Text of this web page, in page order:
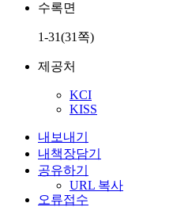
수록면
1-31(31쪽)
제공처
KCI
KISS
내보내기
내책장담기
공유하기
URL 복사
오류접수